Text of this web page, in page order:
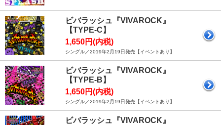
ビバラッシュ『VIVAROCK』
【TYPE-C】
1,650円(内税)
シングル／2019年2月19日発売【イベントあり】
ビバラッシュ『VIVAROCK』
【TYPE-B】
1,650円(内税)
シングル／2019年2月19日発売【イベントあり】
ビバラッシュ『VIVAROCK』